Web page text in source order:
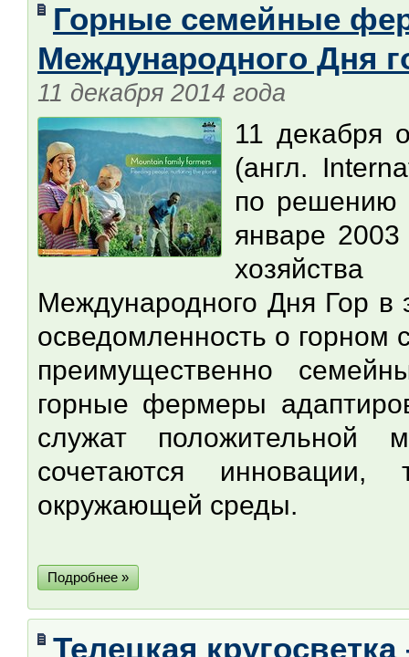
Горные семейные
Международного Дня
11 декабря 2014 года
11 декабря
(англ.
по решению
январе
Международного Дня Гор в
осведомленность о горном
преимущественно
горные фермеры
служат положительной
сочетаются
окружающей среды.
Подробнее »
Телецкая